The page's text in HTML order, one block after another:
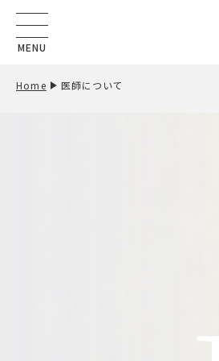
MENU
Home 医師について